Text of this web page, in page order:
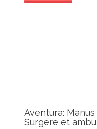
Aventura:
Surgere et